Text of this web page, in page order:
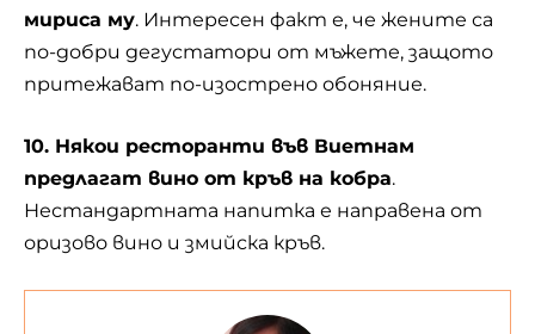
мириса му. Интересен факт е, че жените са
по-добри дегустатори от мъжете, защото
притежават по-изострено обоняние.
10. Някои ресторанти във Виетнам
предлагат вино от кръв на кобра.
Нестандартната напитка е направена от
оризово вино и змийска кръв.